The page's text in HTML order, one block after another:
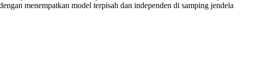
menempatkan model terpisah dan independen di samping jendela